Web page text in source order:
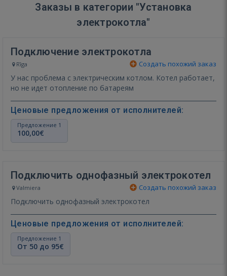
Заказы в категории "Установка
электрокотла"
Подключение электрокотла
Rīga Создать похожий заказ
У нас проблема с электрическим котлом. Котел работает,
но не идет отопление по батареям
Ценовые предложения от исполнителей:
Предложение 1
100,00€
Подключить однофазный электрокотел
Valmiera Создать похожий заказ
Подключить однофазный электрокотел
Ценовые предложения от исполнителей:
Предложение 1
От 50 до 95€